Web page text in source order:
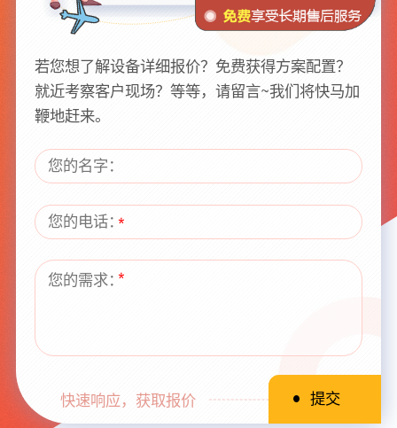
若您想了解设备详细报价？免费获得方案配置？
就近考察客户现场？等等，请留言~我们将快马加
鞭地赶来。
快速响应，获取报价